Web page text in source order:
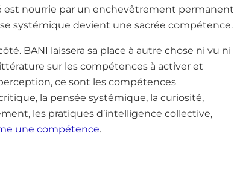
est nourrie par un enchevêtrement permanent
systémique devient une sacrée compétence.
BANI laissera sa place à autre chose ni vu ni
sur les compétences à activer et
ce sont les compétences
la pensée systémique, la curiosité,
les pratiques d’intelligence collective,
une compétence.